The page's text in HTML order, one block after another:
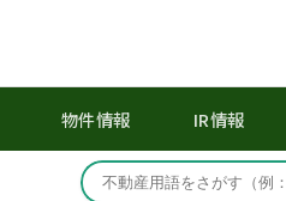
物件情報 IR情報